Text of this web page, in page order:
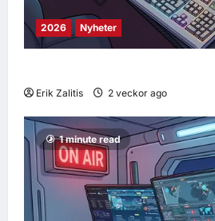
2026 Nyheter
Erik Zalitis 2 veckor ago
1 minute read